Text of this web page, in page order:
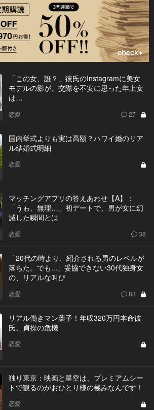
「この女、誰？」彼氏のInstagramに美女
モデルの影が。交際を不安に思った年上女
は…
恋愛 27
国内挙式よりも実は高額？ハワイ婚のリア
ル結婚式明細
恋愛
マッチングアプリの答えあわせ【A】：
「うゎ、無理…」初デートで、男が女に幻
滅した瞬間とは
恋愛 38
「20代の時より、紹介される男のレベルが
落ちた。でも...」妥協できない30代独身女
の、リアルな叫び
恋愛 83
リアル働きマン葉子！年収320万円本命彼
氏、貞操の危機
恋愛
独り東京：映画と星空は、プレミアムシー
トで観るのがおひとり様の極みなんです！
恋愛